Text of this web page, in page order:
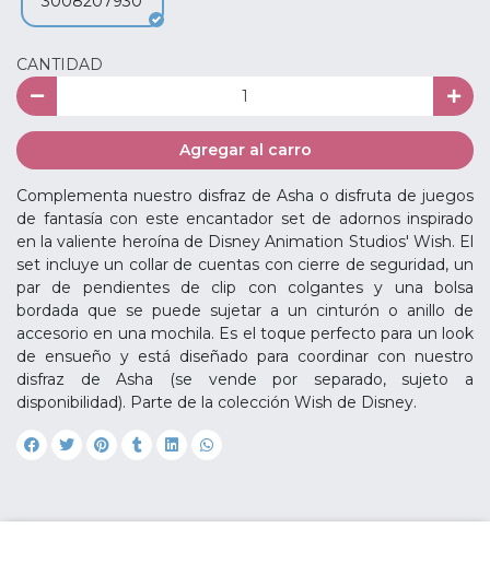
CANTIDAD
Agregar al carro
Complementa nuestro disfraz de Asha o disfruta de juegos
de fantasía con este encantador set de adornos inspirado
en la valiente heroína de Disney Animation Studios' Wish. El
set incluye un collar de cuentas con cierre de seguridad, un
par de pendientes de clip con colgantes y una bolsa
bordada que se puede sujetar a un cinturón o anillo de
accesorio en una mochila. Es el toque perfecto para un look
de ensueño y está diseñado para coordinar con nuestro
disfraz de Asha (se vende por separado, sujeto a
disponibilidad). Parte de la colección Wish de Disney.